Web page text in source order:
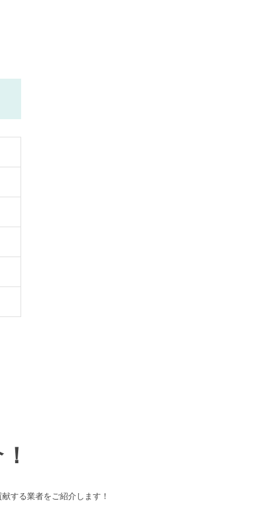
する業者をご紹介します！